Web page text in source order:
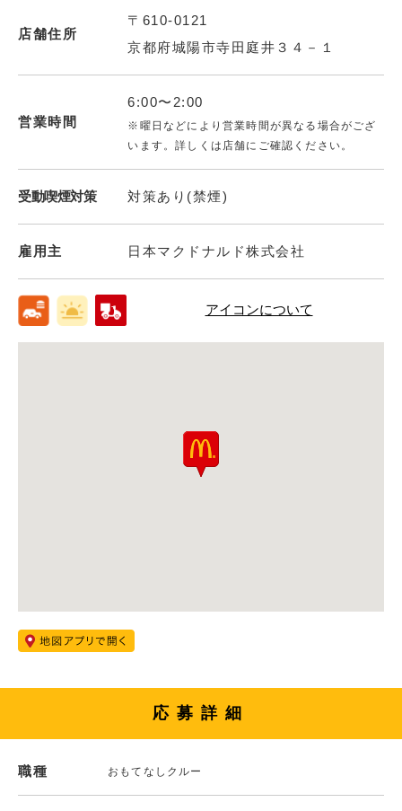
店舗住所
〒610-0121
京都府城陽市寺田庭井３４－１
営業時間
6:00〜2:00
※曜日などにより営業時間が異なる場合がござ
います。詳しくは店舗にご確認ください。
受動喫煙対策 対策あり(禁煙)
雇用主 日本マクドナルド株式会社
アイコンについて
応募詳細
職種 おもてなしクルー